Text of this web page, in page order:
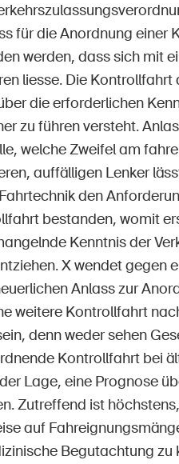
für die Anordnung
werden, dass sich mit
liesse. Die
die erforderlichen
zu führen versteht.
welche Zweifel am
auffälligen Lenker
den
bestanden, womit
Kenntnis der
X wendet gegen
Anlass zur
weitere Kontrollfahrt
denn weder sehen
Kontrollfahrt bei
Lage, eine Prognose
Zutreffend ist
auf
Begutachtung zu